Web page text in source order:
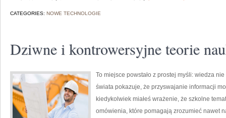
CATEGORIES: NOWE TECHNOLOGIE
Dziwne i kontrowersyjne teorie
To miejsce powstało z prostej myśli: wiedza
świata pokazuje, że przyswajanie informacji
kiedykolwiek miałeś wrażenie, że szkolne
omówienia, które pomagają zrozumieć nawet